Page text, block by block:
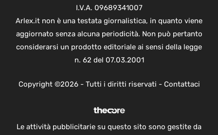
I.V.A. 09689341007
Arlex.it non è una testata giornalistica, in quanto viene
aggiornato senza alcuna periodicità. Non può pertanto
considerarsi un prodotto editoriale ai sensi della legge
n. 62 del 07.03.2001
Copyright ©2026 - Tutti i diritti riservati - Contattaci
Le attività pubblicitarie su questo sito sono gestite da